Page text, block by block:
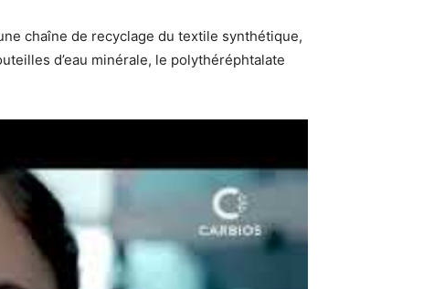
chaîne de recyclage du textile synthétique,
d’eau minérale, le polythéréphtalate